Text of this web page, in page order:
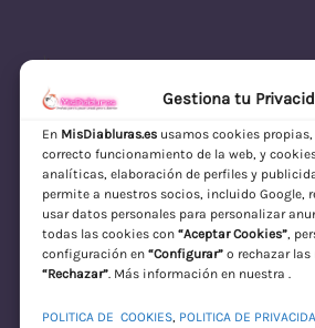
Gestiona tu
En MisDiabluras.esusamos cookies propias,
correcto funcionamiento de la web, y
analíticas, elaboración de perfiles y
permite a nuestros socios, incluido Google,
usar datos personales para personalizar
todas las cookies con “Aceptar Cookies”,
configuración en “Configurar”o rechazar las
“Rechazar”. Más información en nuestra .
POLITICA DE COOKIES, POLITICA DE
MisDiabluras | Sexshop
Discreto en España
Acceder